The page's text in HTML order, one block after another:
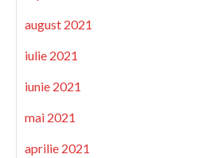
august 2021
iulie 2021
iunie 2021
mai 2021
aprilie 2021